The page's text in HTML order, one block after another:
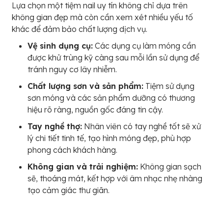
Lựa chọn một tiệm nail uy tín không chỉ dựa trên
không gian đẹp mà còn cần xem xét nhiều yếu tố
khác để đảm bảo chất lượng dịch vụ.
Vệ sinh dụng cụ: Các dụng cụ làm móng cần
được khử trùng kỹ càng sau mỗi lần sử dụng để
tránh nguy cơ lây nhiễm.
Chất lượng sơn và sản phẩm: Tiệm sử dụng
sơn móng và các sản phẩm dưỡng có thương
hiệu rõ ràng, nguồn gốc đáng tin cậy.
Tay nghề thợ: Nhân viên có tay nghề tốt sẽ xử
lý chi tiết tinh tế, tạo hình móng đẹp, phù hợp
phong cách khách hàng.
Không gian và trải nghiệm: Không gian sạch
sẽ, thoáng mát, kết hợp với âm nhạc nhẹ nhàng
tạo cảm giác thư giãn.